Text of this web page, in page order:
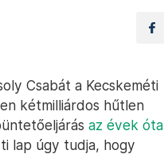
Csabát a Kecskeméti
kétmilliárdos hűtlen
az évek óta
lap úgy tudja, hogy